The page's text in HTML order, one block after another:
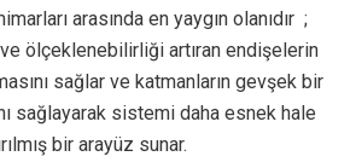
arasında en yaygın olanıdır ;
ölçeklenebilirliği artıran endişelerin
sağlar ve katmanların gevşek bir
sağlayarak sistemi daha esnek hale
bir arayüz sunar.